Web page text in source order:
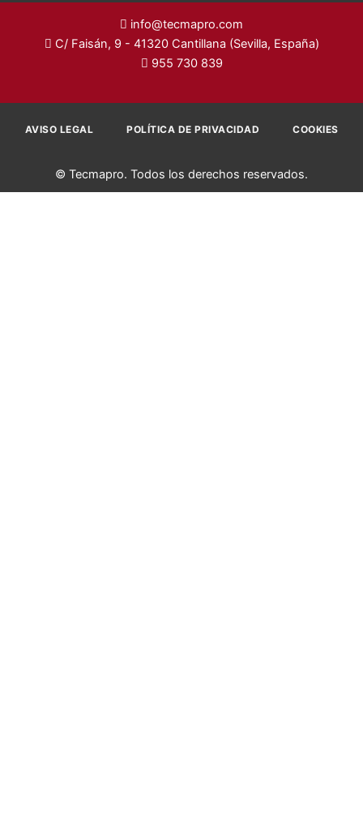
info@tecmapro.com
C/ Faisán, 9 - 41320 Cantillana (Sevilla, España)
955 730 839
© Tecmapro. Todos los derechos reservados.
AVISO LEGAL POLÍTICA DE PRIVACIDAD COOKIES